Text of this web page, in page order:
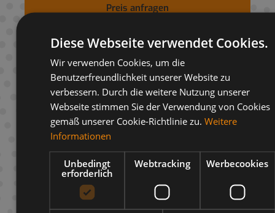
Preis anfragen
AUF ANFRAGELISTE
Beschreibung
Infos zum Hersteller
Diese Webseite verwendet Cookies.
Wir verwenden Cookies, um die
Benutzerfreundlichkeit unserer Website zu
verbessern. Durch die weitere Nutzung unserer
Webseite stimmen Sie der Verwendung von Cookies
gemäß unserer Cookie-Richtlinie zu. Weitere
Informationen
Unbedingt
erforderlich
Webtracking Werbecookies